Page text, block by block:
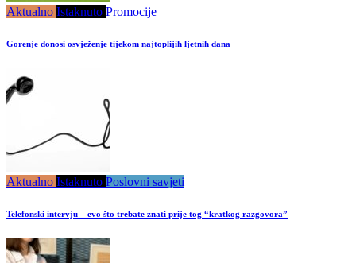
Aktualno Istaknuto Promocije
Gorenje donosi osvježenje tijekom najtoplijih ljetnih dana
Aktualno Istaknuto Poslovni savjeti
Telefonski intervju – evo što trebate znati prije tog “kratkog razgovora”